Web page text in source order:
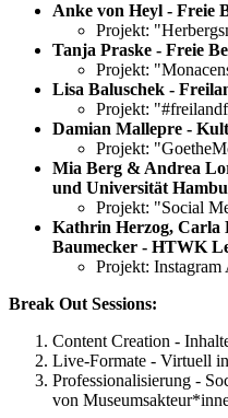
Anke von Heyl - Freie
Projekt:
Tanja Praske - Freie
Projekt:
Lisa Baluschek -
Projekt:
Damian Mallepre -
Projekt:
Mia Berg & Andrea
und Universität
Projekt: "Social
Kathrin Herzog, Carla
Baumecker - ​​​​​​​HTWK
Projekt:
Break Out Sessions:
Content Creation -
Live-Formate - Virtuell
Professionalisierung -
von